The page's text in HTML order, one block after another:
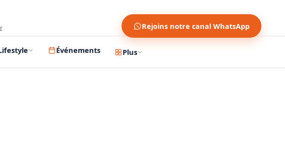
Rejoins notre canal WhatsApp
Événements Plus